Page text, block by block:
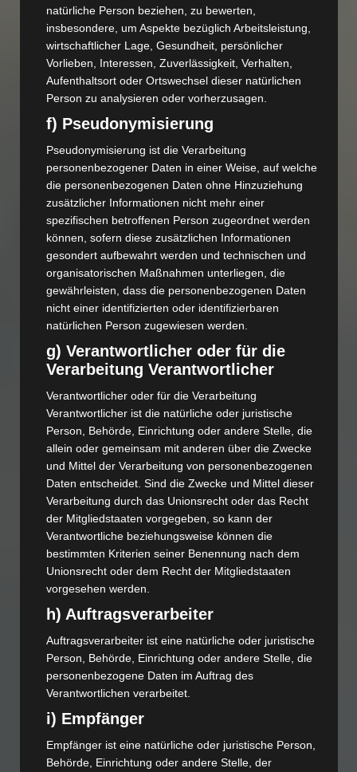
natürliche Person beziehen, zu bewerten,
insbesondere, um Aspekte bezüglich Arbeitsleistung,
wirtschaftlicher Lage, Gesundheit, persönlicher
Vorlieben, Interessen, Zuverlässigkeit, Verhalten,
Aufenthaltsort oder Ortswechsel dieser natürlichen
Person zu analysieren oder vorherzusagen.
f) Pseudonymisierung
Pseudonymisierung ist die Verarbeitung
personenbezogener Daten in einer Weise, auf welche
die personenbezogenen Daten ohne Hinzuziehung
zusätzlicher Informationen nicht mehr einer
spezifischen betroffenen Person zugeordnet werden
können, sofern diese zusätzlichen Informationen
gesondert aufbewahrt werden und technischen und
organisatorischen Maßnahmen unterliegen, die
gewährleisten, dass die personenbezogenen Daten
nicht einer identifizierten oder identifizierbaren
natürlichen Person zugewiesen werden.
g) Verantwortlicher oder für die
Verarbeitung Verantwortlicher
Verantwortlicher oder für die Verarbeitung
Verantwortlicher ist die natürliche oder juristische
Person, Behörde, Einrichtung oder andere Stelle, die
allein oder gemeinsam mit anderen über die Zwecke
und Mittel der Verarbeitung von personenbezogenen
Daten entscheidet. Sind die Zwecke und Mittel dieser
Verarbeitung durch das Unionsrecht oder das Recht
der Mitgliedstaaten vorgegeben, so kann der
Verantwortliche beziehungsweise können die
bestimmten Kriterien seiner Benennung nach dem
Unionsrecht oder dem Recht der Mitgliedstaaten
vorgesehen werden.
h) Auftragsverarbeiter
Auftragsverarbeiter ist eine natürliche oder juristische
Person, Behörde, Einrichtung oder andere Stelle, die
personenbezogene Daten im Auftrag des
Verantwortlichen verarbeitet.
i) Empfänger
Empfänger ist eine natürliche oder juristische Person,
Behörde, Einrichtung oder andere Stelle, der